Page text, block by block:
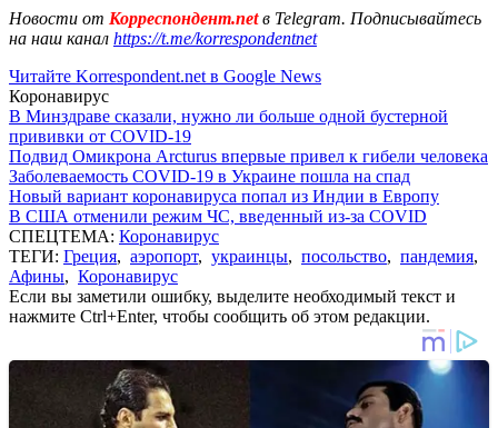
Новости от Корреспондент.netв Telegram. Подписывайтесь
на наш канал https://t.me/korrespondentnet
Читайте Korrespondent.net в Google News
Коронавирус
В Минздраве сказали, нужно ли больше одной бустерной
прививки от COVID-19
Подвид Омикрона Arcturus впервые привел к гибели человека
Заболеваемость COVID-19 в Украине пошла на спад
Новый вариант коронавируса попал из Индии в Европу
В США отменили режим ЧС, введенный из-за COVID
СПЕЦТЕМА: Коронавирус
ТЕГИ: Греция, аэропорт, украинцы, посольство, пандемия,
Афины, Коронавирус
Если вы заметили ошибку, выделите необходимый текст и
нажмите Ctrl+Enter, чтобы сообщить об этом редакции.